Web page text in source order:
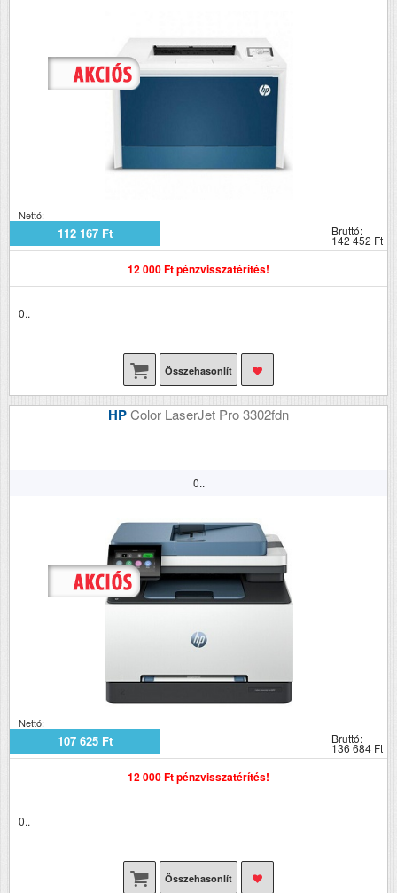
Nettó:
112 167 Ft Bruttó:
142 452 Ft
12 000 Ft pénzvisszatérítés!
0..
Összehasonlít
HPColor LaserJet Pro 3302fdn
0..
Nettó:
107 625 Ft Bruttó:
136 684 Ft
12 000 Ft pénzvisszatérítés!
0..
Összehasonlít